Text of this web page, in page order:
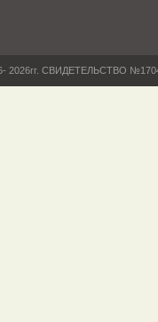
2026гг. СВИДЕТЕЛЬСТВО